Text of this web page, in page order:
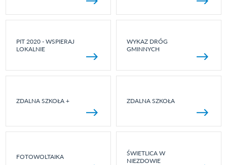
PIT 2020 - WSPIERAJ
LOKALNIE
WYKAZ DRÓG
GMINNYCH
ZDALNA SZKOŁA + ZDALNA SZKOŁA
FOTOWOLTAIKA
ŚWIETLICA W
NIEZDOWIE